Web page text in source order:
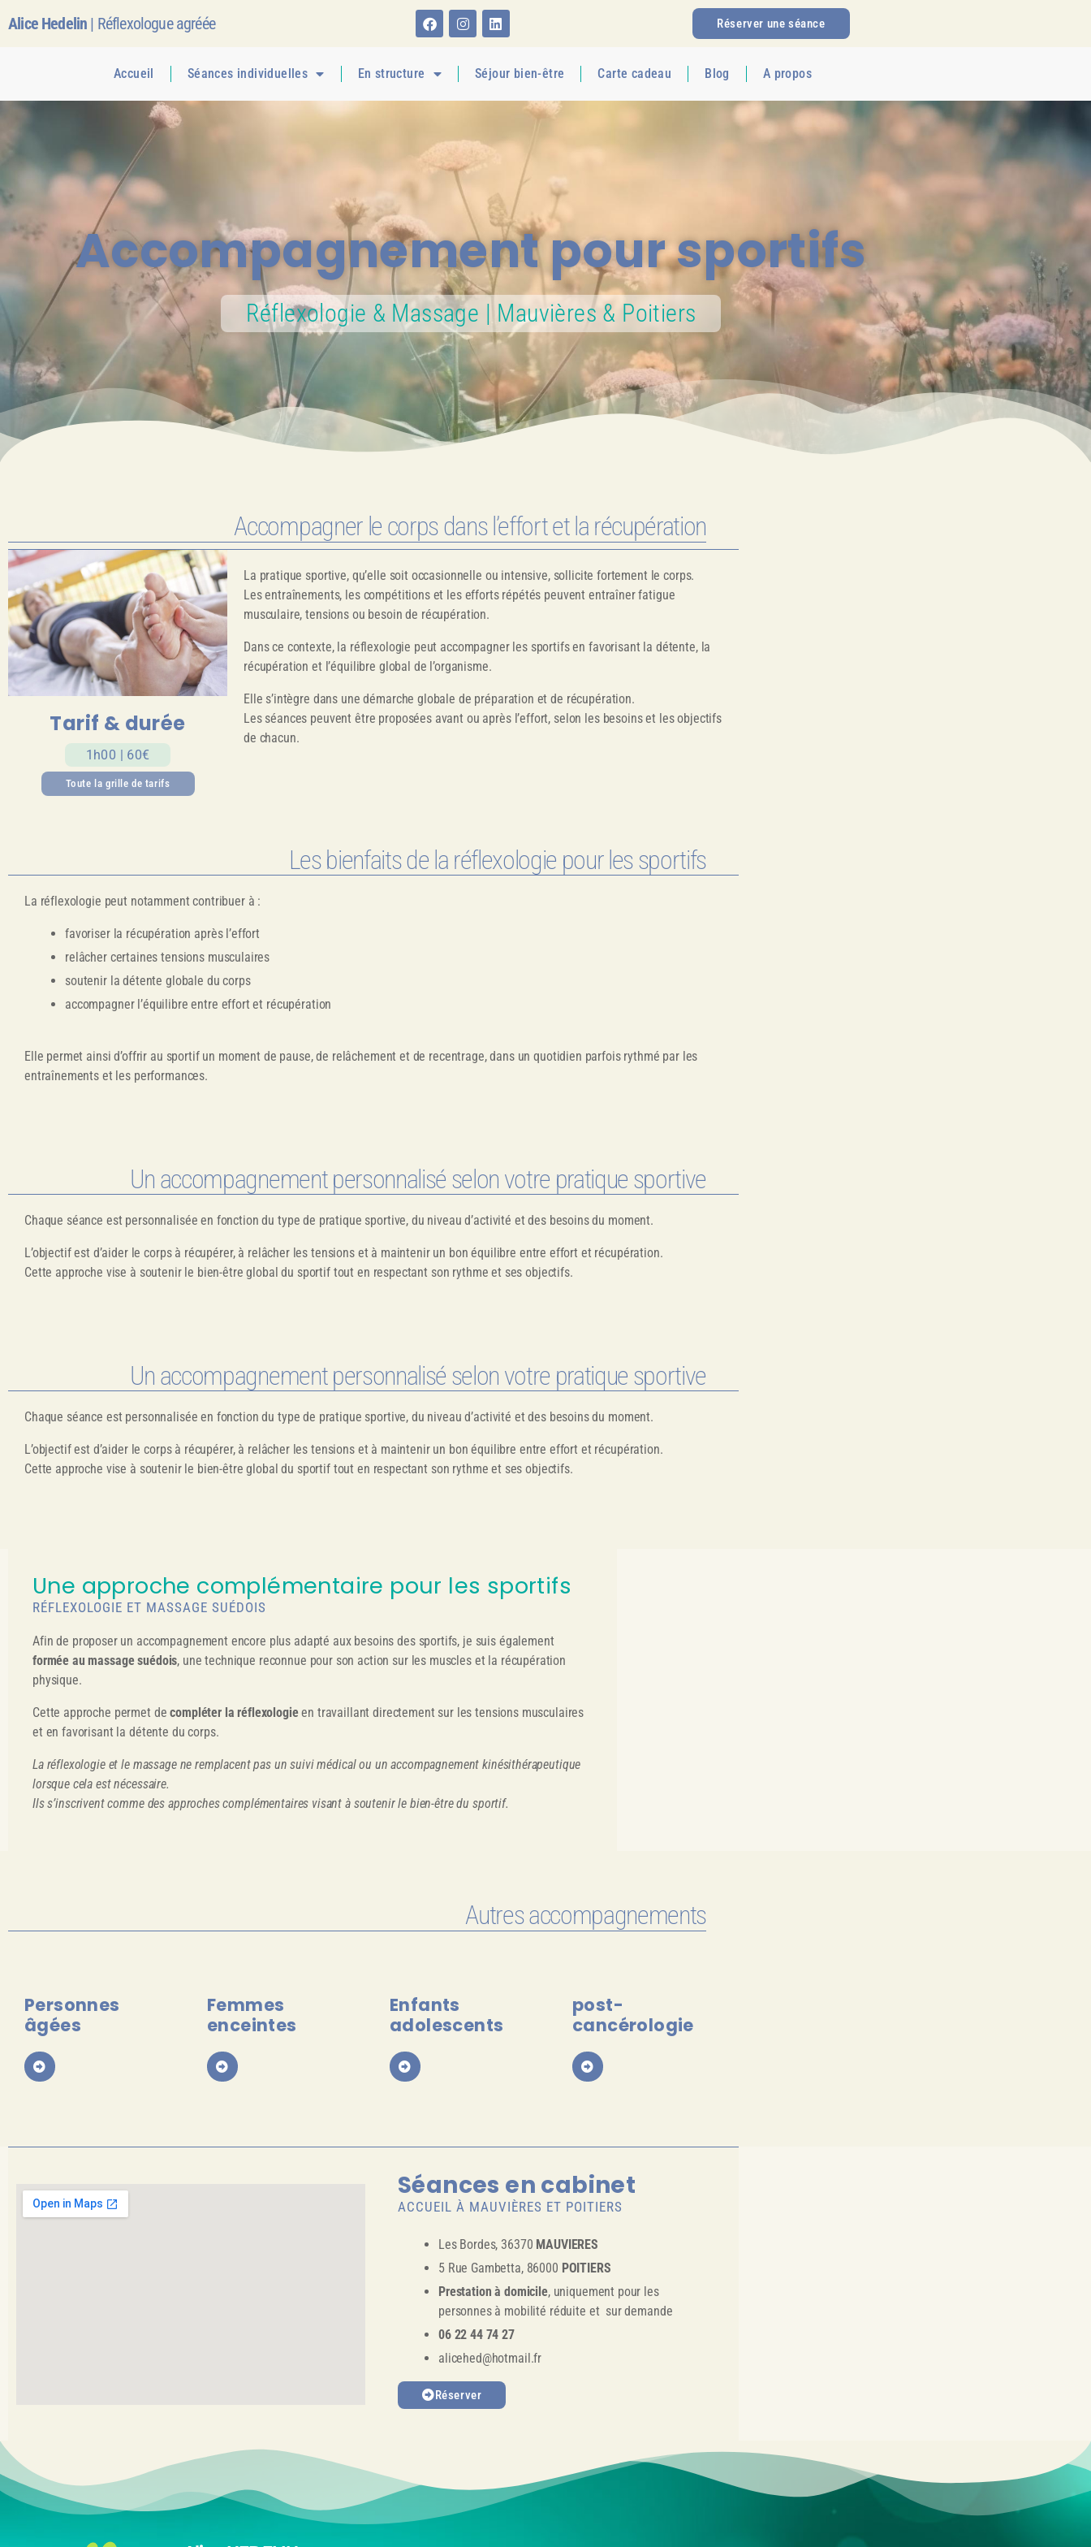
Alice Hedelin | Réflexologue agréée Réserver une séance
Accueil Séances individuelles En structure Séjour bien-être Carte cadeau Blog A propos
Accompagnement pour sportifs
Réflexologie & Massage | Mauvières & Poitiers
Accompagner le corps dans l’effort et la récupération
Tarif & durée
1h00 | 60€
Toute la grille de tarifs
La pratique sportive, qu’elle soit occasionnelle ou intensive, sollicite fortement le corps.
Les entraînements, les compétitions et les efforts répétés peuvent entraîner fatigue
musculaire, tensions ou besoin de récupération.
Dans ce contexte, la réflexologie peut accompagner les sportifs en favorisant la détente, la
récupération et l’équilibre global de l’organisme.
Elle s’intègre dans une démarche globale de préparation et de récupération.
Les séances peuvent être proposées avant ou après l’effort, selon les besoins et les objectifs
de chacun.
Les bienfaits de la réflexologie pour les sportifs
La réflexologie peut notamment contribuer à :
favoriser la récupération après l’effort
relâcher certaines tensions musculaires
soutenir la détente globale du corps
accompagner l’équilibre entre effort et récupération
Elle permet ainsi d’offrir au sportif un moment de pause, de relâchement et de recentrage, dans un quotidien parfois rythmé par les
entraînements et les performances.
Un accompagnement personnalisé selon votre pratique sportive
Chaque séance est personnalisée en fonction du type de pratique sportive, du niveau d’activité et des besoins du moment.
L’objectif est d’aider le corps à récupérer, à relâcher les tensions et à maintenir un bon équilibre entre effort et récupération.
Cette approche vise à soutenir le bien-être global du sportif tout en respectant son rythme et ses objectifs.
Un accompagnement personnalisé selon votre pratique sportive
Chaque séance est personnalisée en fonction du type de pratique sportive, du niveau d’activité et des besoins du moment.
L’objectif est d’aider le corps à récupérer, à relâcher les tensions et à maintenir un bon équilibre entre effort et récupération.
Cette approche vise à soutenir le bien-être global du sportif tout en respectant son rythme et ses objectifs.
Une approche complémentaire pour les sportifs
RÉFLEXOLOGIE ET MASSAGE SUÉDOIS
Afin de proposer un accompagnement encore plus adapté aux besoins des sportifs, je suis également
formée au massage suédois, une technique reconnue pour son action sur les muscles et la récupération
physique.
Cette approche permet de compléter la réflexologieen travaillant directement sur les tensions musculaires
et en favorisant la détente du corps.
La réflexologie et le massage ne remplacent pas un suivi médical ou un accompagnement kinésithérapeutique
lorsque cela est nécessaire.
Ils s’inscrivent comme des approches complémentaires visant à soutenir le bien-être du sportif.
Autres accompagnements
Personnes
âgées
Femmes
enceintes
Enfants
adolescents
post-
cancérologie
Séances en cabinet
ACCUEIL À MAUVIÈRES ET POITIERS
Les Bordes, 36370 MAUVIERES
5 Rue Gambetta, 86000 POITIERS
Prestation à domicile, uniquement pour les
personnes à mobilité réduite et sur demande
06 22 44 74 27
alicehed@hotmail.fr
Réserver